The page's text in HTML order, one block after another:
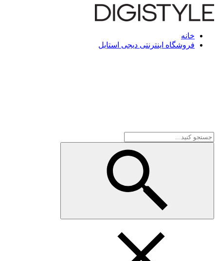
خانه
فروشگاه اینترنتی دیجی استایل